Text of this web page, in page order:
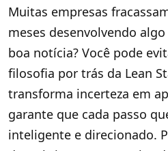
Muitas empresas
meses desenvolvendo
boa notícia? Você pode
filosofia por trás da Lean
transforma incerteza em
garante que cada passo
inteligente e direcionado.